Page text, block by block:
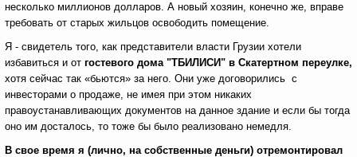
несколько миллионов долларов. А новый хозяин, конечно же, вправе
требовать от старых жильцов освободить помещение.
Я - свидетель того, как представители власти Грузии хотели
избавиться и от гостевого дома "ТБИЛИСИ" в Скатертном переулке,
хотя сейчас так «бьются» за него. Они уже договорились с
инвесторами о продаже, не имея при этом никаких
правоустанавливающих документов на данное здание и если бы тогда
оно им досталось, то тоже бы было реализовано немедля.
В свое время я (лично, на собственные деньги) отремонтировал